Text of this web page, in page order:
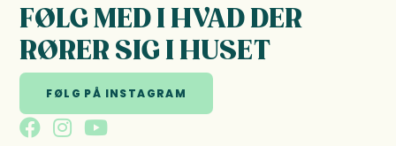
FØLG MED I HVAD DER
RØRER SIG I HUSET
FØLG PÅ INSTAGRAM